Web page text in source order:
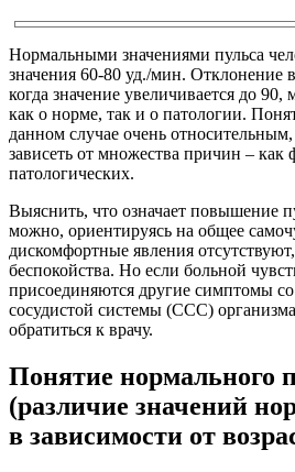
Нормальными значениями пульса
значения 60-80 уд./мин. Отклонение
когда значение увеличивается до 90,
как о норме, так и о патологии.
данном случае очень
зависеть от множества причин – как
патологических.
Выяснить, что означает повышение
можно, ориентируясь на общее
дискомфортные явления
беспокойства. Но если больной
присоединяются другие симптомы
сосудистой системы (ССС)
обратиться к врачу.
Понятие нормального
(различие значений
в зависимости от